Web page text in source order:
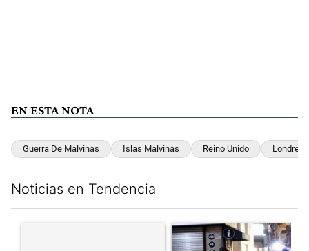
EN ESTA NOTA
Guerra De Malvinas Islas Malvinas Reino Unido Londres
Noticias en Tendencia
Un artículo de tendencia con el título "" con 114 comentarios.
Un artículo de tendencia con